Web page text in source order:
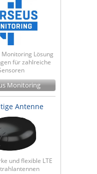
Lösung
für zahlreiche
Monitoring
Antenne
und flexible LTE